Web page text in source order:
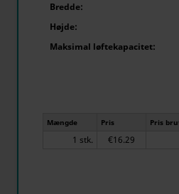
Bredde:
Højde:
Maksimal løftekapacitet:
Mængde Pris Pris
1 stk. €16.29